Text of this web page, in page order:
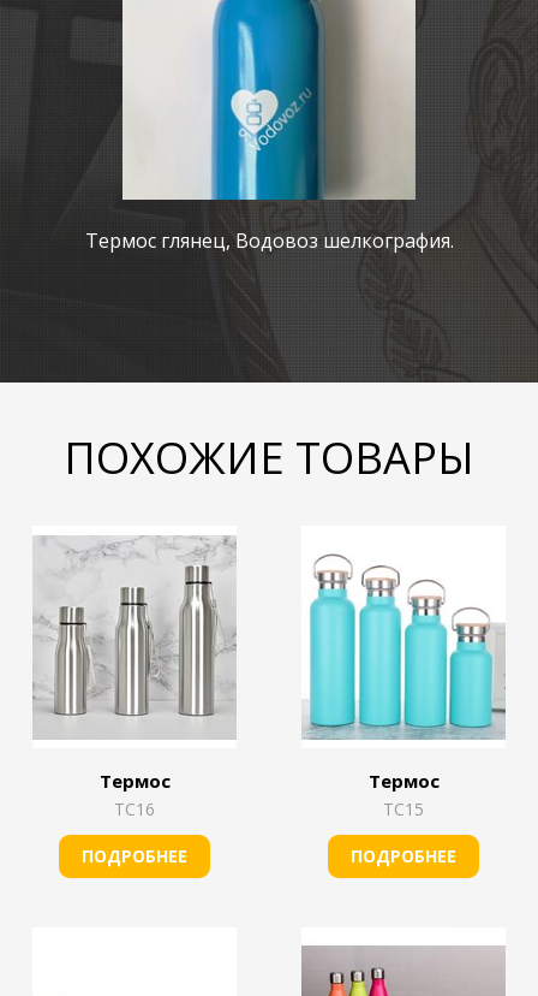
Термос глянец, Водовоз шелкография.
ПОХОЖИЕ ТОВАРЫ
Термос
TС16
ПОДРОБНЕЕ
Термос
TС15
ПОДРОБНЕЕ